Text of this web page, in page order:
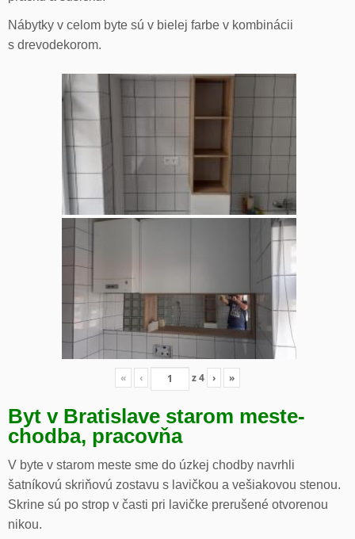
Nábytky v celom byte sú v bielej farbe v kombinácii
s drevodekorom.
« ‹ z4 › »
Byt v Bratislave starom meste-
chodba, pracovňa
V byte v starom meste sme do úzkej chodby navrhli
šatníkovú skriňovú zostavu s lavičkou a vešiakovou stenou.
Skrine sú po strop v časti pri lavičke prerušené otvorenou
nikou.